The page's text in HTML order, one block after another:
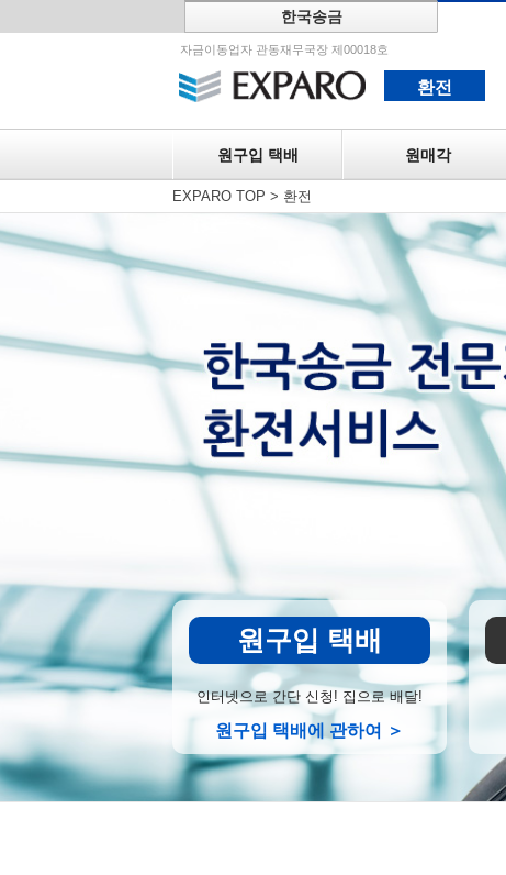
한국송금
자금이동업자 관동재무국장 제00018호
환전
원구입 택배 원매각
EXPARO TOP > 환전
원구입 택배
인터넷으로 간단 신청! 집으로 배달!
원구입 택배에 관하여 ＞